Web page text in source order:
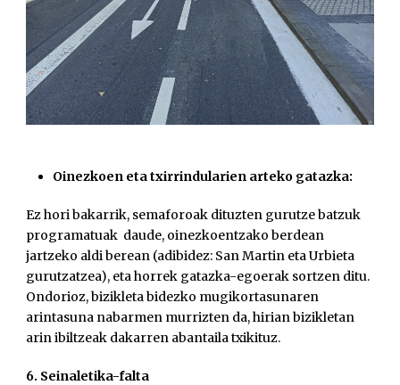
Oinezkoen eta txirrindularien arteko gatazka:
Ez hori bakarrik, semaforoak dituzten gurutze batzuk
programatuak daude, oinezkoentzako berdean
jartzeko aldi berean (adibidez: San Martin eta Urbieta
gurutzatzea), eta horrek gatazka-egoerak sortzen ditu.
Ondorioz, bizikleta bidezko mugikortasunaren
arintasuna nabarmen murrizten da, hirian bizikletan
arin ibiltzeak dakarren abantaila txikituz.
6. Seinaletika-falta